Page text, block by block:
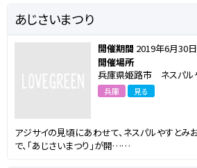
あじさいまつり
開催期間 2019年6月30
開催場所
兵庫県姫路市 ネスパ
兵庫 見る
アジサイの見頃にあわせて、ネスパルやすと
で、「あじさいまつり」が開……